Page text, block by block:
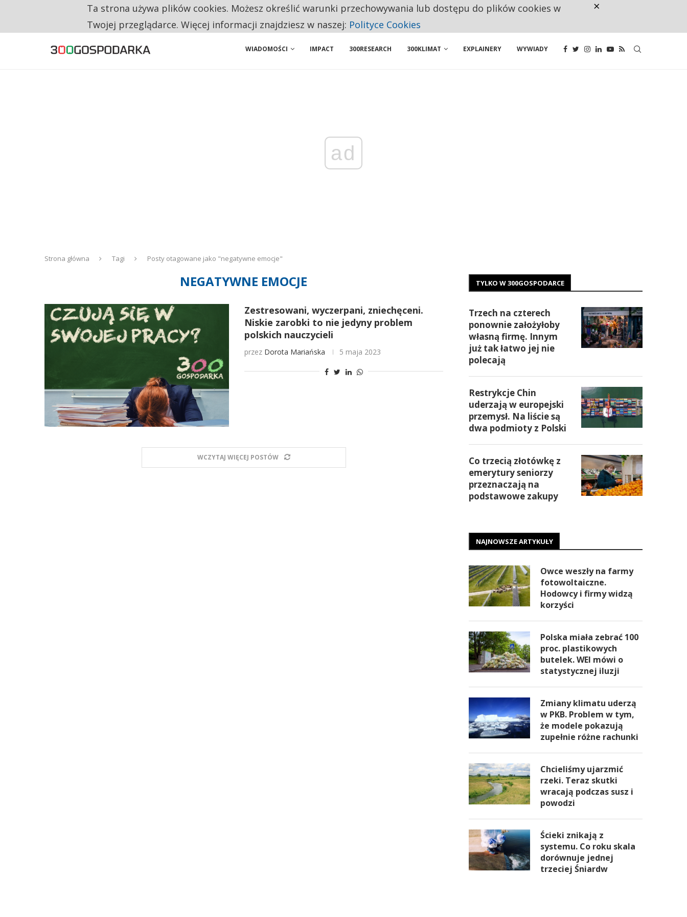
RESTRYKCJE CHIN UDERZAJĄ W EUROPEJSKI PRZEMYSŁ. NA LIŚCIE SĄ DWA PODMIOTY Z POLSKI
WIADOMOŚCI IMPACT 300RESEARCH 300KLIMAT EXPLAINERY WYWIADY
ad
Strona główna Tagi Posty otagowane jako "negatywne emocje"
NEGATYWNE EMOCJE
Zestresowani, wyczerpani, zniechęceni.
Niskie zarobki to nie jedyny problem
polskich nauczycieli
przez Dorota Mariańska 5 maja 2023
WCZYTAJ WIĘCEJ POSTÓW
TYLKO W 300GOSPODARCE
Trzech na czterech
ponownie założyłoby
własną firmę. Innym
już tak łatwo jej nie
polecają
Restrykcje Chin
uderzają w europejski
przemysł. Na liście są
dwa podmioty z Polski
Co trzecią złotówkę z
emerytury seniorzy
przeznaczają na
podstawowe zakupy
NAJNOWSZE ARTYKUŁY
Owce weszły na farmy
fotowoltaiczne.
Hodowcy i firmy widzą
korzyści
Polska miała zebrać 100
proc. plastikowych
butelek. WEI mówi o
statystycznej iluzji
Zmiany klimatu uderzą
w PKB. Problem w tym,
że modele pokazują
zupełnie różne rachunki
Chcieliśmy ujarzmić
rzeki. Teraz skutki
wracają podczas susz i
powodzi
Ścieki znikają z
systemu. Co roku skala
dorównuje jednej
trzeciej Śniardw
Ta strona używa plików cookies. Możesz określić warunki przechowywania lub dostępu do plików cookies w
Twojej przeglądarce. Więcej informacji znajdziesz w naszej: Polityce Cookies
×